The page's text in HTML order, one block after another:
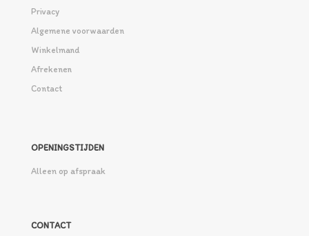
Privacy
Algemene voorwaarden
Winkelmand
Afrekenen
Contact
OPENINGSTIJDEN
Alleen op afspraak
CONTACT